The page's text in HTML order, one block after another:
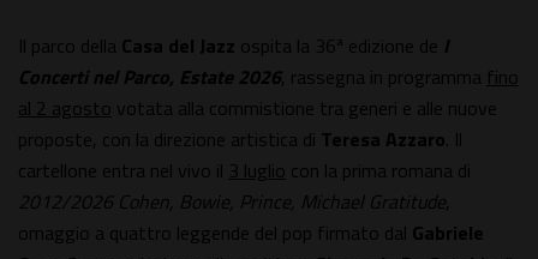
Il parco della Casa del Jazz ospita la 36ª edizione de I
Concerti nel Parco, Estate 2026, rassegna in programma fino
al 2 agosto votata alla commistione tra generi e alle nuove
proposte, con la direzione artistica di Teresa Azzaro. Il
cartellone entra nel vivo il 3 luglio con la prima romana di
2012/2026 Cohen, Bowie, Prince, Michael Gratitude,
omaggio a quattro leggende del pop firmato dal Gabriele